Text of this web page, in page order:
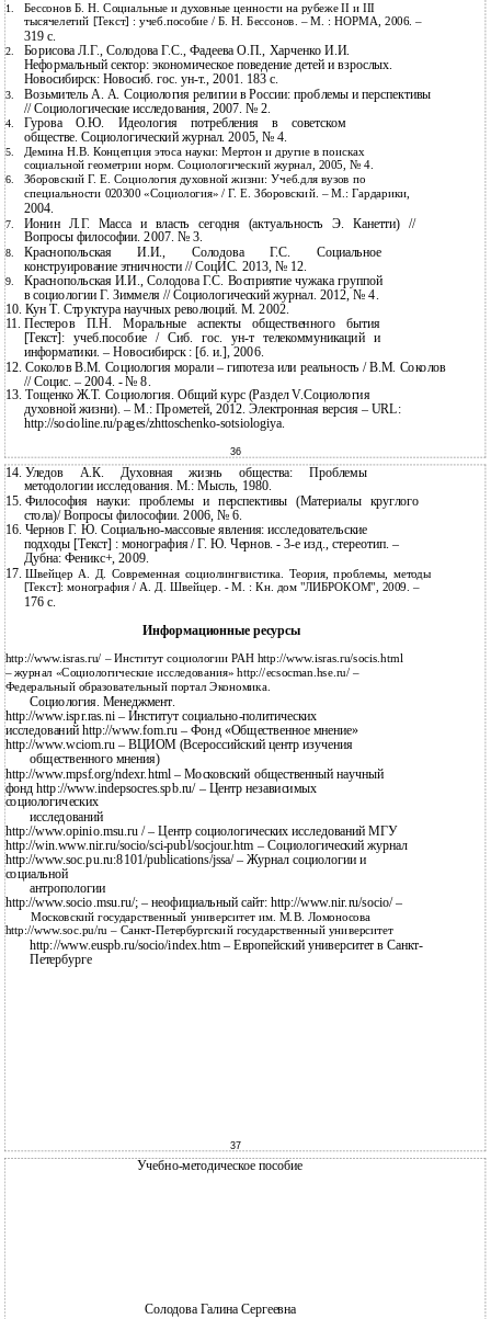
1. Бессонов Б. Н.Социальные и духовные ценности на рубеже II и III
тысячелетий [Текст] : учеб.пособие / Б. Н. Бессонов. – М. : НОРМА, 2006. –
319 с.
2.
Борисова Л.Г., Солодова Г.С., Фадеева О.П., Харченко И.И.
Неформальный сектор: экономическое поведение детей и взрослых.
Новосибирск: Новосиб. гос.ун-т., 2001. 183 с.
3. Возьмитель А. А. Социология религии в России: проблемы и перспективы
// Социологические исследования, 2007. № 2.
4. Гурова О.Ю. Идеология потребления в советском
обществе. Социологический журнал. 2005, № 4.
5.
Демина Н.В. Концепция этоса науки: Мертон и другие в поисках
социальной геометрии норм. Социологический журнал, 2005, № 4.
6. Зборовский Г. Е. Социология духовной жизни: Учеб.для вузов по
специальности 020300 «Социология» / Г. Е. Зборовский. – М.: Гардарики,
2004.
7. Ионин Л.Г. Масса и власть сегодня (актуальность Э. Канетти) //
Вопросы философии. 2007. № 3.
8. Краснопольская И.И., Солодова Г.С. Социальное
конструирование этничности // СоцИС. 2013, № 12.
9. Краснопольская И.И., Солодова Г.С. Восприятие чужака группой
в социологии Г. Зиммеля // Социологический журнал. 2012, № 4.
10. Кун Т. Структура научных революций. М. 2002.
11. Пестеров П.Н.Моральные аспекты общественного бытия
[Текст]: учеб.пособие / Сиб. гос. ун-т телекоммуникаций и
информатики. – Новосибирск : [б. и.], 2006.
12. Соколов В.М. Социология морали – гипотеза или реальность / В.М. Соколов
// Социс. – 2004. - № 8.
13. Тощенко Ж.Т. Социология. Общий курс (Раздел V.Социология
духовной жизни). – М.: Прометей, 2012. Электронная версия – URL:
http://socioline.ru/pages/zhttoschenko-sotsiologiya.
36
14. Уледов А.К. Духовная жизнь общества: Проблемы
методологии исследования. М.: Мысль, 1980.
15. Философия науки: проблемы и перспективы (Материалы круглого
стола)/ Вопросы философии. 2006, № 6.
16. Чернов Г. Ю. Социально-массовые явления: исследовательские
подходы [Текст] : монография / Г. Ю. Чернов. - 3-е изд., стереотип. –
Дубна: Феникс+, 2009.
17. Швейцер А. Д. Современная социолингвистика. Теория, проблемы, методы
[Текст]: монография / А. Д. Швейцер. - М. : Кн. дом "ЛИБРОКОМ", 2009. –
176 с.
Информационные ресурсы
http://www.isras.ru/ – Институт социологии РАН http://www.isras.ru/socis.html
– журнал «Социологические исследования» http://ecsocman.hse.ru/ –
Федеральный образовательный портал Экономика.
Социология. Менеджмент.
http://www.ispr.ras.ni – Институт социально-политических
исследований http://www.fom.ru – Фонд «Общественное мнение»
http://www.wciom.ru – ВЦИОМ (Всероссийский центр изучения
общественного мнения)
http://www.mpsf.оrg/ndexr.html – Московский общественный научный
фонд http://www.indepsocres.spb.ru/ – Центр независимых
социологических
исследований
http://www.opinio.msu.ru / – Центр социологических исследований МГУ
http://win.www.nir.ru/socio/sci-publ/socjour.htm – Социологический журнал
http://www.soc.pu.ru:8101/publications/jssa/ – Журнал социологии и
социальной
антропологии
http://www.socio.msu.ru/; – неофициальный сайт: http://www.nir.ru/socio/ –
Московский государственный университет им. М.В. Ломоносова
http://www.soc.pu/ru – Санкт-Петербургский государственный университет
http://www.euspb.ru/socio/index.htm – Европейский университет в Санкт-
Петербурге
37
Учебно-методическое пособие
Солодова Галина Сергеевна